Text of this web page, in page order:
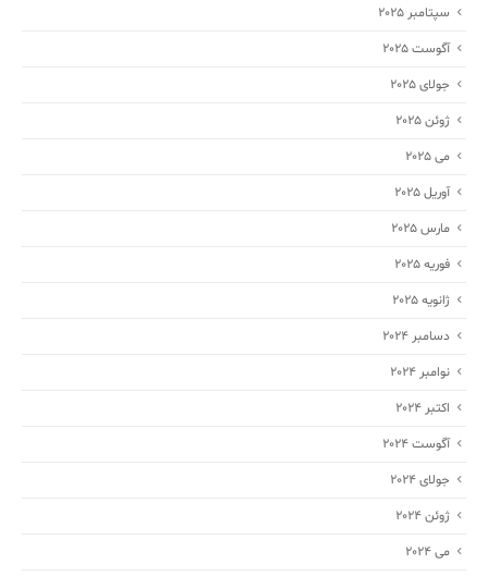
سپتامبر 2025
آگوست 2025
جولای 2025
ژوئن 2025
می 2025
آوریل 2025
مارس 2025
فوریه 2025
ژانویه 2025
دسامبر 2024
نوامبر 2024
اکتبر 2024
آگوست 2024
جولای 2024
ژوئن 2024
می 2024